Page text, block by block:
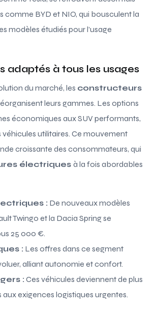
comme BYD et NIO, qui bousculent la
modèles étudiés pour l’usage
adaptés à tous les usages
du marché, les constructeurs
leurs gammes. Les options
économiques aux SUV performants,
véhicules utilitaires. Ce mouvement
croissante des consommateurs, qui
électriquesà la fois abordables
: De nouveaux modèles
Twingo et la Dacia Spring se
25 000 €.
: Les offres dans ce segment
alliant autonomie et confort.
: Ces véhicules deviennent de plus
aux exigences logistiques urgentes.